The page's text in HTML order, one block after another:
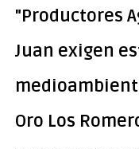
"Productores
Juan exigen
Oro Los